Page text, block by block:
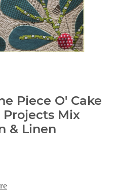
Piece O' Cake
Projects Mix
& Linen